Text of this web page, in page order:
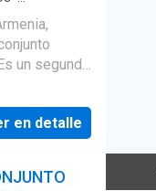
Área infantil
un segundo
y muy
en detalle